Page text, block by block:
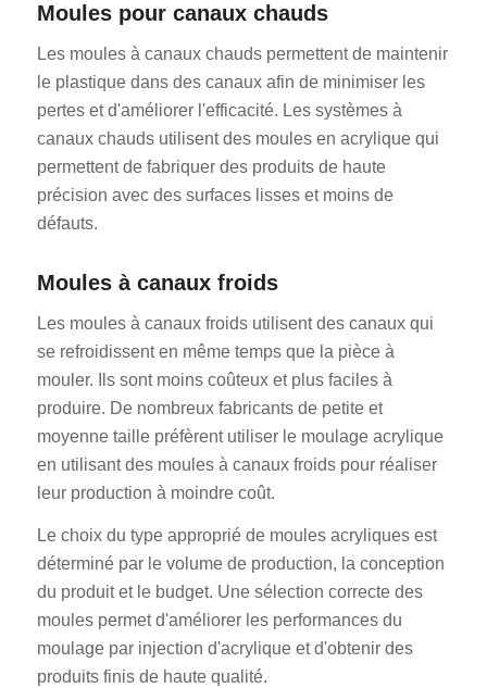
Moules pour canaux chauds
Les moules à canaux chauds permettent de maintenir
le plastique dans des canaux afin de minimiser les
pertes et d'améliorer l'efficacité. Les systèmes à
canaux chauds utilisent des moules en acrylique qui
permettent de fabriquer des produits de haute
précision avec des surfaces lisses et moins de
défauts.
Moules à canaux froids
Les moules à canaux froids utilisent des canaux qui
se refroidissent en même temps que la pièce à
mouler. Ils sont moins coûteux et plus faciles à
produire. De nombreux fabricants de petite et
moyenne taille préfèrent utiliser le moulage acrylique
en utilisant des moules à canaux froids pour réaliser
leur production à moindre coût.
Le choix du type approprié de moules acryliques est
déterminé par le volume de production, la conception
du produit et le budget. Une sélection correcte des
moules permet d'améliorer les performances du
moulage par injection d'acrylique et d'obtenir des
produits finis de haute qualité.